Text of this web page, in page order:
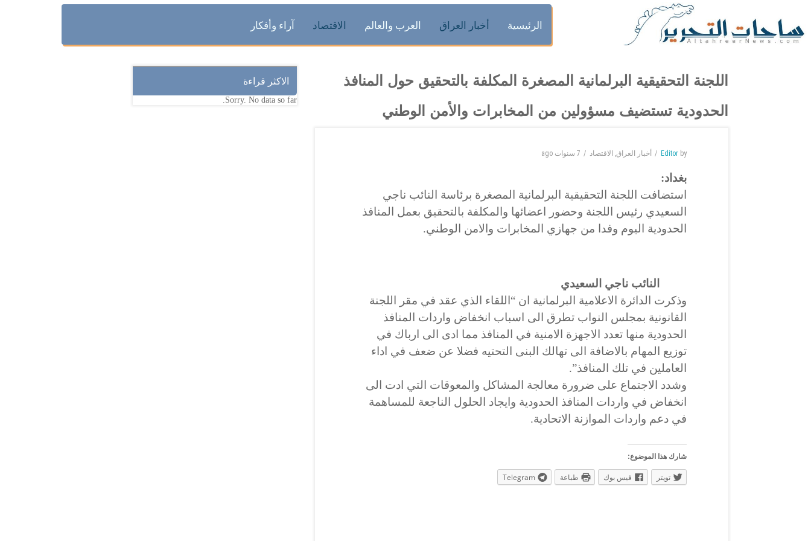
الرئيسية أخبار العراق العرب والعالم الاقتصاد آراء وأفكار
اللجنة التحقيقية البرلمانية المصغرة المكلفة بالتحقيق حول المنافذ
الحدودية تستضيف مسؤولين من المخابرات والأمن الوطني
by
Editor أخبار العراق, الاقتصاد 7 سنوات ago
بغداد:
استضافت اللجنة التحقيقية البرلمانية المصغرة برئاسة النائب ناجي
السعيدي رئيس اللجنة وحضور اعضائها والمكلفة بالتحقيق بعمل المنافذ
الحدودية اليوم وفدا من جهازي المخابرات والامن الوطني.
النائب ناجي السعيدي
وذكرت الدائرة الاعلامية البرلمانية ان “اللقاء الذي عقد في مقر اللجنة
القانونية بمجلس النواب تطرق الى اسباب انخفاض واردات المنافذ
الحدودية منها تعدد الاجهزة الامنية في المنافذ مما ادى الى ارباك في
توزيع المهام بالاضافة الى تهالك البنى التحتيه فضلا عن ضعف في اداء
العاملين في تلك المنافذ”.
وشدد الاجتماع على ضرورة معالجة المشاكل والمعوقات التي ادت الى
انخفاض في واردات المنافذ الحدودية وايجاد الحلول الناجعة للمساهمة
في دعم واردات الموازنة الاتحادية.
شارك هذا الموضوع:
تويتر فيس بوك طباعة Telegram
الاكثر قراءة
Sorry. No data so far.